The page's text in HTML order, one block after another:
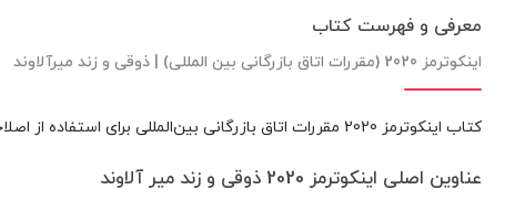
معرفی و فهرست کتاب
اینکوترمز 2020 (مقررات اتاق بازرگانی بین المللی) | ذوقی و زند میرآلاوند
کتاب اینکوترمز 2020 مقررات اتاق بازرگانی بین‌المللی برای استفاده از اصلاحات بازرگانی بین المللی و داخلی برگردان فارسی Incoterms 2020 توسط محمد صالح ذوقی و مجید زند میرآلاوند می‌باشد.
عناوین اصلی اینکوترمز 2020 ذوقی و زند میر آلاوند